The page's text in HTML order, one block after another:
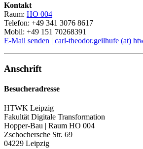
Kontakt
Raum: HO 004
Telefon: +49 341 3076 8617
Mobil: +49 151 70268391
E-Mail senden | carl-theodor.geilhufe (at)
Anschrift
Besucheradresse
HTWK Leipzig
Fakultät Digitale Transformation
Hopper-Bau | Raum HO 004
Zschochersche Str. 69
04229 Leipzig